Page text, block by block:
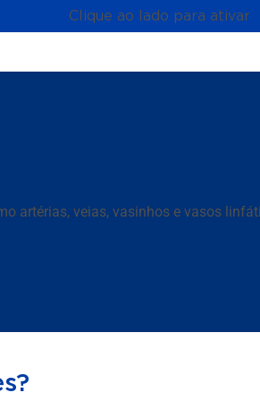
Clique ao lado para ativar
artérias, veias, vasinhos e vasos